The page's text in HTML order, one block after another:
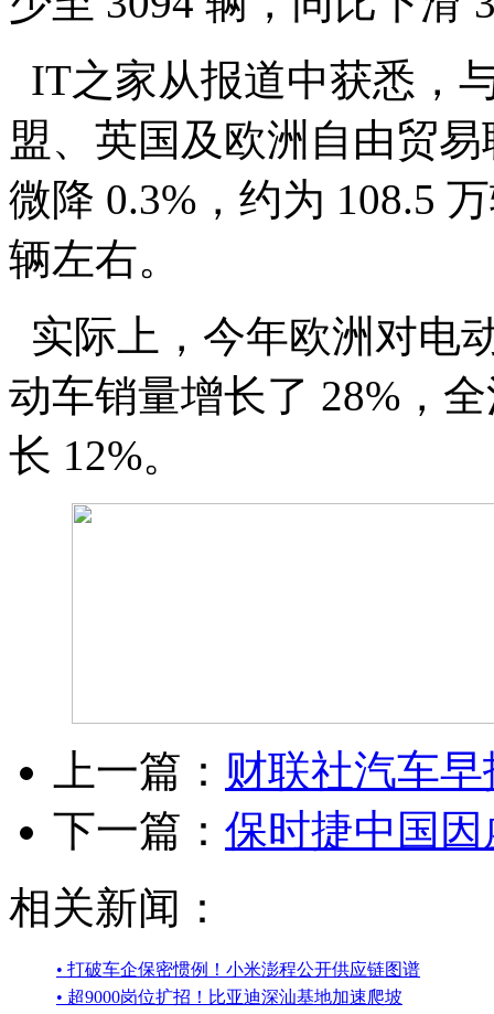
IT之家从报道中获悉，
盟、英国及欧洲自由贸
微降 0.3%，约为 108.5
辆左右。
实际上，今年欧洲对电
动车销量增长了 28%，
长 12%。
上一篇： 财联社汽车
下一篇： 保时捷中国
相关新闻：
• 打破车企保密惯例！小米澎程公开供应链图谱
• 超9000岗位扩招！比亚迪深汕基地加速爬坡